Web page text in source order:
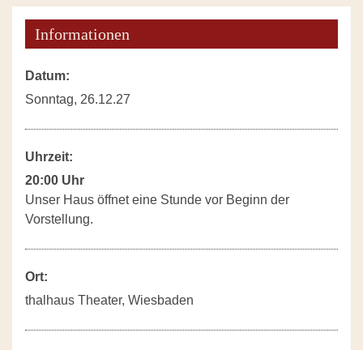
Informationen
Datum:
Sonntag, 26.12.27
Uhrzeit:
20:00 Uhr
Unser Haus öffnet eine Stunde vor Beginn der
Vorstellung.
Ort:
thalhaus Theater, Wiesbaden